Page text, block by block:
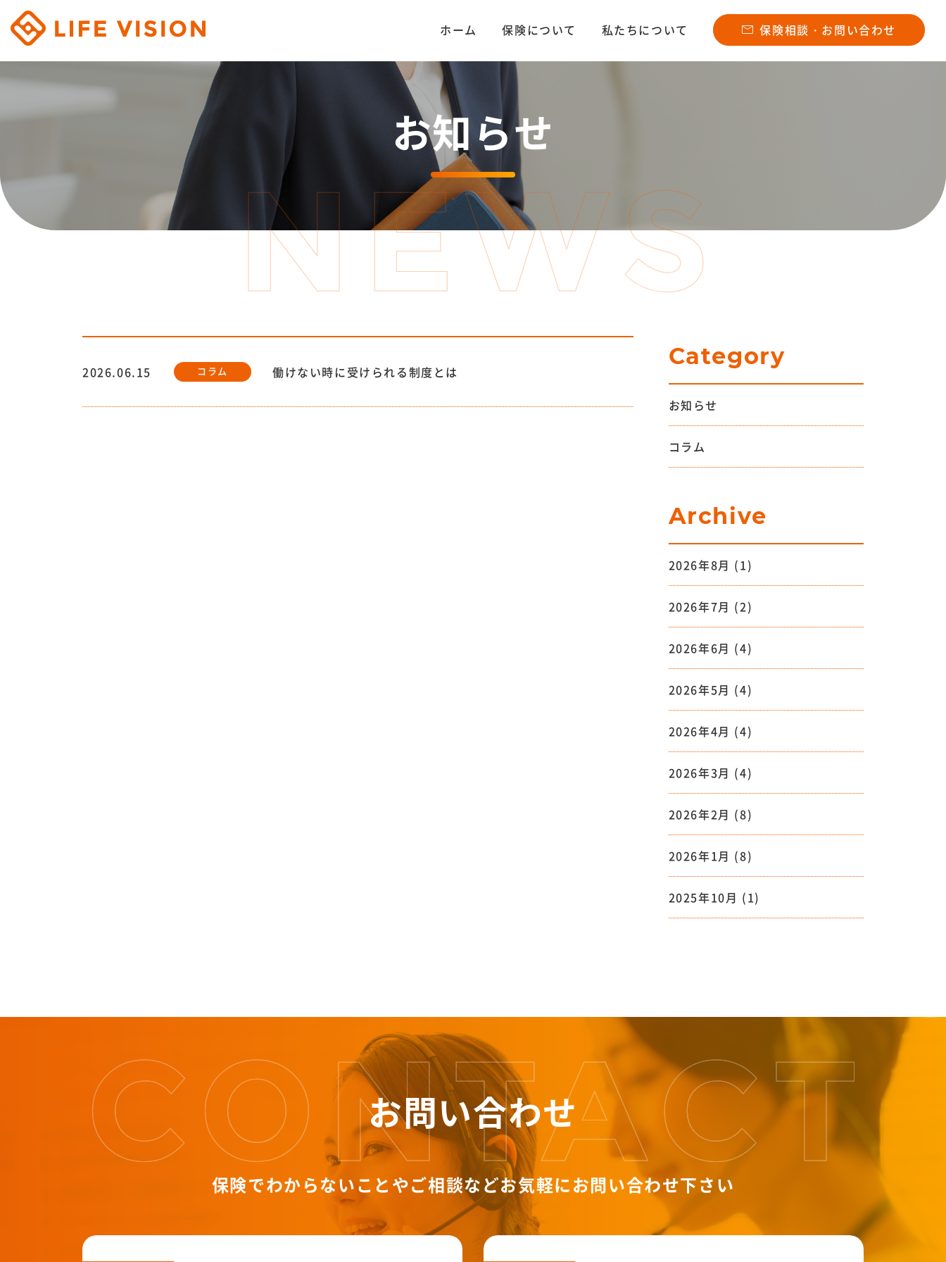
ホーム 保険について 私たちについて 保険相談・お問い合わせ
お知らせ
2026.06.15 コラム 働けない時に受けられる制度とは
Category
お知らせ
コラム
Archive
2026年8月 (1)
2026年7月 (2)
2026年6月 (4)
2026年5月 (4)
2026年4月 (4)
2026年3月 (4)
2026年2月 (8)
2026年1月 (8)
2025年10月 (1)
お問い合わせ
保険でわからないことやご相談などお気軽にお問い合わせ下さい